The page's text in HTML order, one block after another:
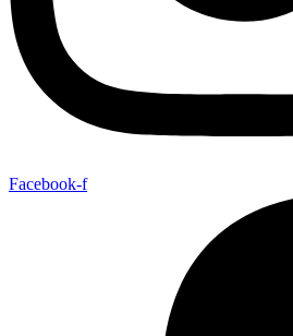
Facebook-f